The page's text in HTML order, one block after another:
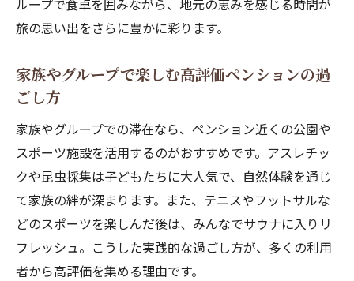
ション
山道ロードバイク愛好者にも人気のペンシ
ョン体験
旅の疲れを癒すペンションの魅力を徹底解
説
家族で楽しむ昆虫採集もできる高原ペンション
家族連れに人気の昆虫採集スポット付きペ
ンション
ペンション近くでカブトムシやクワガタが
ループで食卓を囲みながら、地元の恵みを感じる時間が
旅の思い出をさらに豊かに彩ります。
家族やグループで楽しむ高評価ペンションの過
ごし方
家族やグループでの滞在なら、ペンション近くの公園や
スポーツ施設を活用するのがおすすめです。アスレチッ
クや昆虫採集は子どもたちに大人気で、自然体験を通じ
て家族の絆が深まります。また、テニスやフットサルな
どのスポーツを楽しんだ後は、みんなでサウナに入りリ
フレッシュ。こうした実践的な過ごし方が、多くの利用
者から高評価を集める理由です。